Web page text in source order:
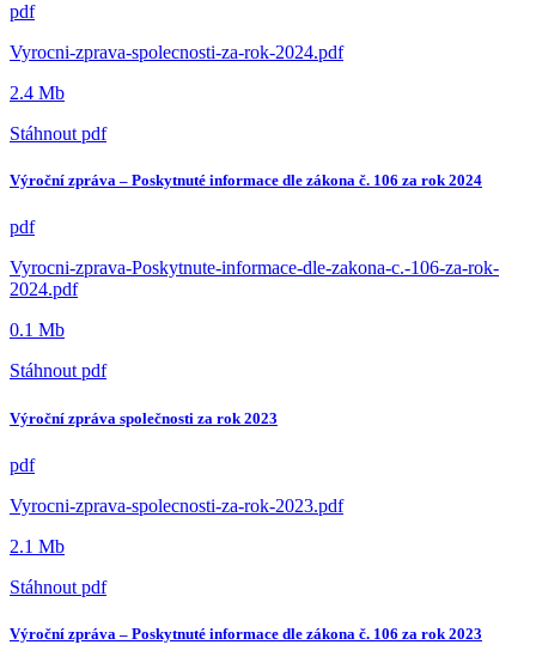
pdf
Vyrocni-zprava-spolecnosti-za-rok-2024.pdf
2.4 Mb
Stáhnout pdf
Výroční zpráva – Poskytnuté informace dle zákona č. 106 za rok 2024
pdf
Vyrocni-zprava-Poskytnute-informace-dle-zakona-c.-106-za-rok-
2024.pdf
0.1 Mb
Stáhnoutpdf
Výroční zpráva společnosti za rok 2023
pdf
Vyrocni-zprava-spolecnosti-za-rok-2023.pdf
2.1 Mb
Stáhnout pdf
Výroční zpráva – Poskytnuté informace dle zákona č. 106 za rok 2023